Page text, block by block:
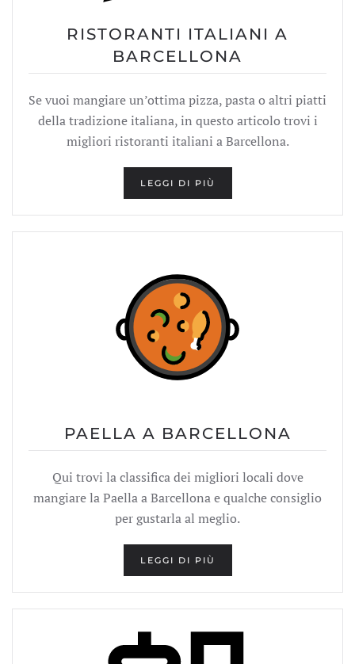
RISTORANTI ITALIANI A
BARCELLONA
Se vuoi mangiare un’ottima pizza, pasta o altri piatti
della tradizione italiana, in questo articolo trovi i
migliori ristoranti italiani a Barcellona.
LEGGI DI PIÙ
PAELLA A BARCELLONA
Qui trovi la classifica dei migliori locali dove
mangiare la Paella a Barcellona e qualche consiglio
per gustarla al meglio.
LEGGI DI PIÙ